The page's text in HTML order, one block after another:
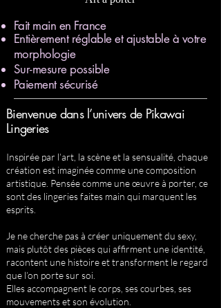
​Fait main en France
Entièrement réglable et ajustable à votre
morphologie
Sur-mesure possible
Paiement sécurisé
Bienvenue dans l’univers de Pikawai
Lingeries
Inspirée par l’art, la scène et la sensualité, chaque
création est imaginée comme une composition
artistique. Pensée comme une œuvre à porter, ce
sont des lingeries faites main qui marquent les
esprits.
Je ne cherche pas à créer uniquement du sexy,
mais plutôt des pièces qui affirment une identité,
racontent une histoire et transforment le regard
que l’on porte sur soi.
Elles accompagnent le corps, ses courbes, ses
mouvements et son évolution.